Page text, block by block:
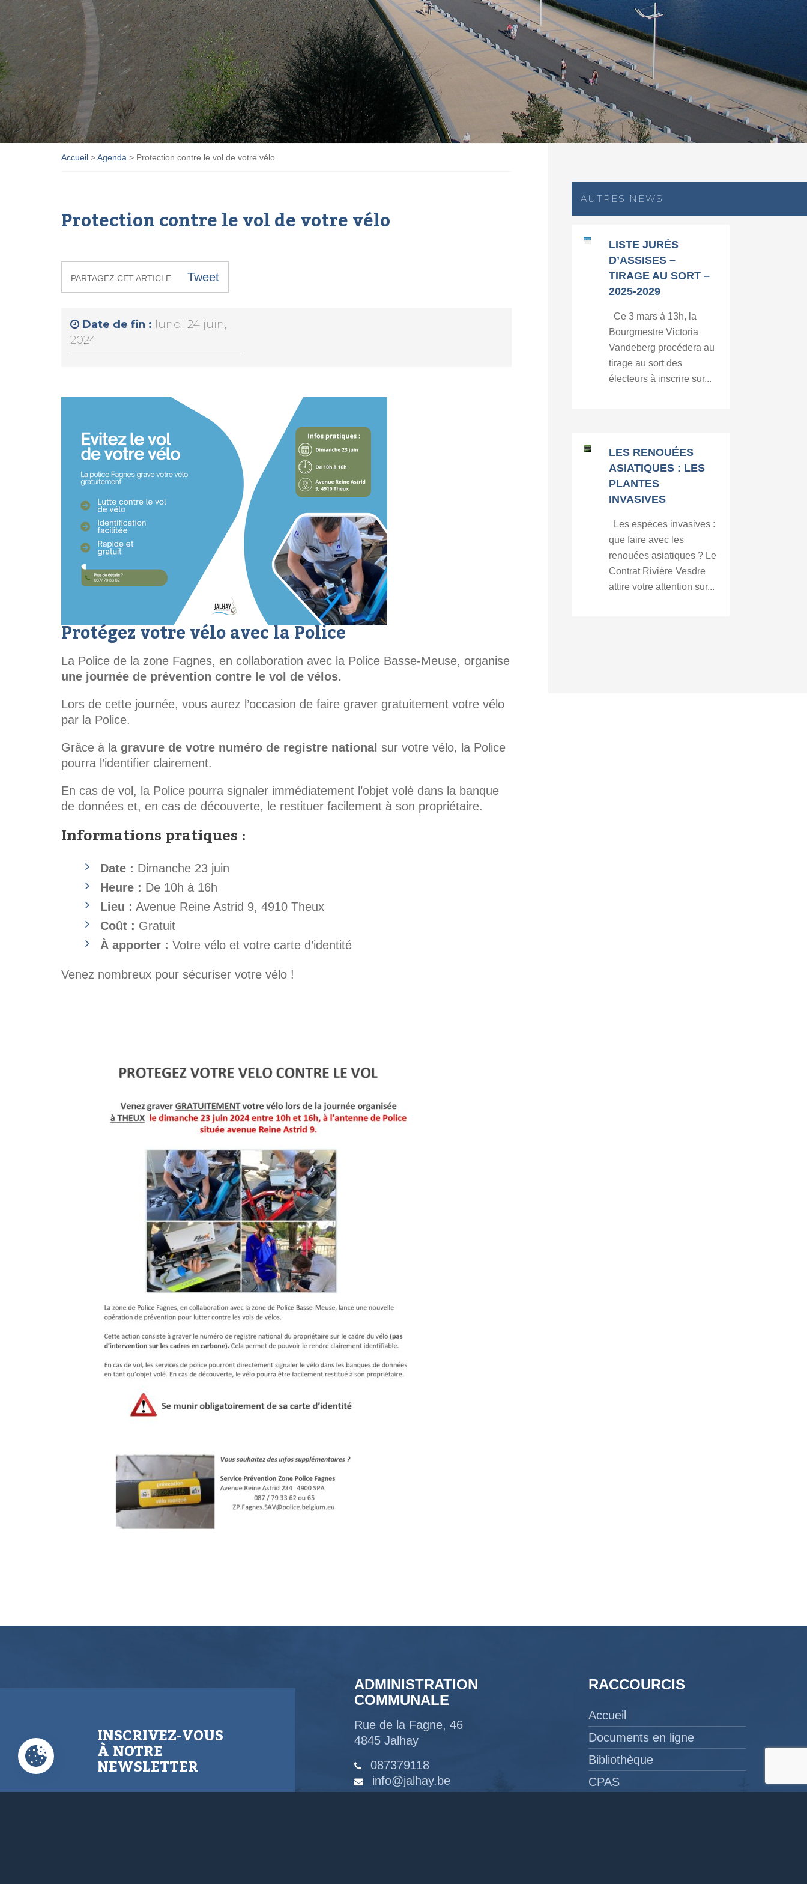
Accueil >Agenda > Protection contre le vol de votre vélo
Protection contre le vol de votre vélo
PARTAGEZ CET ARTICLE Tweet
Date de fin : lundi 24 juin,
2024
Protégez votre vélo avec la Police
La Police de la zone Fagnes, en collaboration avec la Police Basse-Meuse, organise
une journée de prévention contre le vol de vélos.
Lors de cette journée, vous aurez l’occasion de faire graver gratuitement votre vélo
par la Police.
Grâce à la gravure de votre numéro de registre national sur votre vélo, la Police
pourra l’identifier clairement.
En cas de vol, la Police pourra signaler immédiatement l’objet volé dans la banque
de données et, en cas de découverte, le restituer facilement à son propriétaire.
Informations pratiques :
Date : Dimanche 23 juin
Heure : De 10h à 16h
Lieu : Avenue Reine Astrid 9, 4910 Theux
Coût : Gratuit
À apporter : Votre vélo et votre carte d’identité
Venez nombreux pour sécuriser votre vélo !
AUTRES NEWS
LISTE JURÉS
D’ASSISES –
TIRAGE AU SORT –
2025-2029
Ce 3 mars à 13h, la
Bourgmestre Victoria
Vandeberg procédera au
tirage au sort des
électeurs à inscrire sur...
LES RENOUÉES
ASIATIQUES : LES
PLANTES
INVASIVES
Les espèces invasives :
que faire avec les
renouées asiatiques ? Le
Contrat Rivière Vesdre
attire votre attention sur...
INSCRIVEZ-VOUS
À NOTRE
NEWSLETTER
ADMINISTRATION
COMMUNALE
Rue de la Fagne, 46
4845 Jalhay
087379118
info@jalhay.be
RACCOURCIS
Accueil
Documents en ligne
Bibliothèque
CPAS